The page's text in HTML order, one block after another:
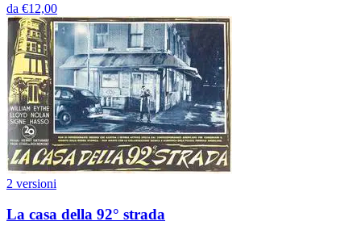
da €12,00
2 versioni
La casa della 92° strada